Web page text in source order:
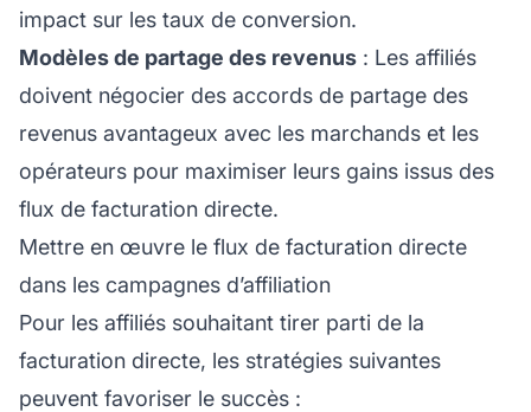
impact sur les taux de conversion.
Modèles de partage des revenus : Les affiliés
doivent négocier des accords de partage des
revenus avantageux avec les marchands et les
opérateurs pour maximiser leurs gains issus des
flux de facturation directe.
Mettre en œuvre le flux de facturation directe
dans les campagnes d’affiliation
Pour les affiliés souhaitant tirer parti de la
facturation directe, les stratégies suivantes
peuvent favoriser le succès :